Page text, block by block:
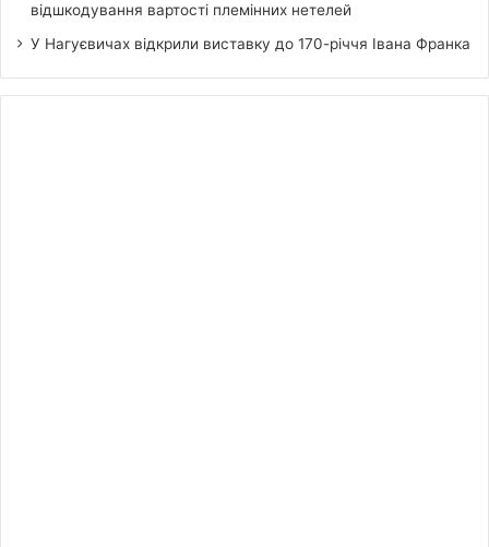
відшкодування вартості племінних нетелей
У Нагуєвичах відкрили виставку до 170-річчя Івана Франка